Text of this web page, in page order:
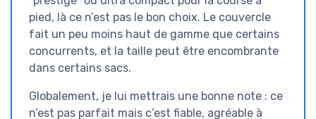
pied, là ce n’est pas le bon choix. Le couvercle
fait un peu moins haut de gamme que certains
concurrents, et la taille peut être encombrante
dans certains sacs.
Globalement, je lui mettrais une bonne note : ce
n’est pas parfait mais c’est fiable, agréable à